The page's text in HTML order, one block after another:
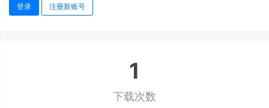
登录 注册新账号
1
下载次数